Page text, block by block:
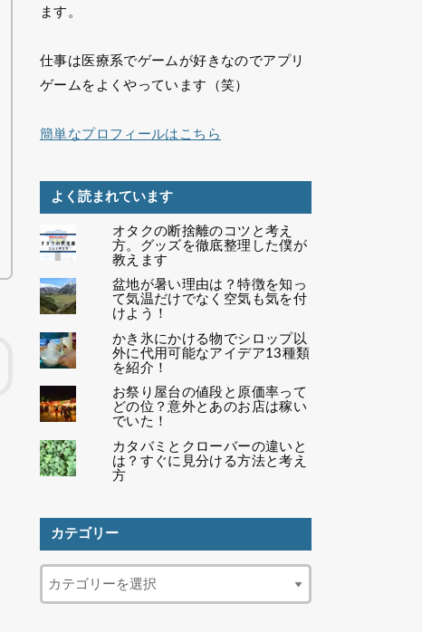
ます。
仕事は医療系でゲームが好きなのでアプリ
ゲームをよくやっています（笑）
簡単なプロフィールはこちら
よく読まれています
オタクの断捨離のコツと考え
方。グッズを徹底整理した僕が
教えます
盆地が暑い理由は？特徴を知っ
て気温だけでなく空気も気を付
けよう！
かき氷にかける物でシロップ以
外に代用可能なアイデア13種類
を紹介！
お祭り屋台の値段と原価率って
どの位？意外とあのお店は稼い
でいた！
カタバミとクローバーの違いと
は？すぐに見分ける方法と考え
方
カテゴリー